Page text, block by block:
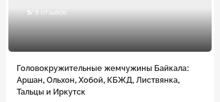
5/ 9 отзывов
Головокружительные жемчужины Байкала:
Аршан, Ольхон, Хобой, КБЖД, Листвянка,
Тальцы и Иркутск